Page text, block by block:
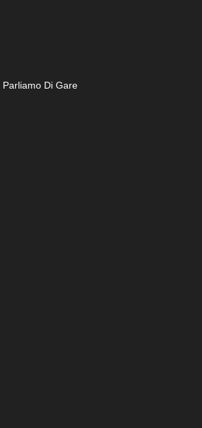
Parliamo Di Gare